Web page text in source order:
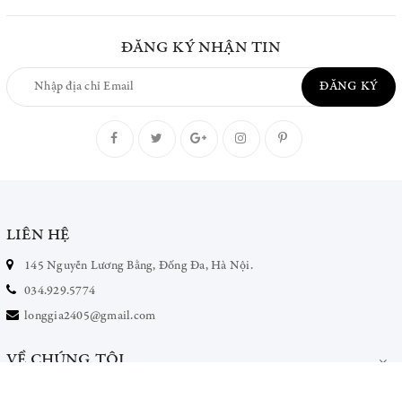
ĐĂNG KÝ NHẬN TIN
ĐĂNG KÝ
LIÊN HỆ
145 Nguyễn Lương Bằng, Đống Đa, Hà Nội.
034.929.5774
longgia2405@gmail.com
VỀ CHÚNG TÔI